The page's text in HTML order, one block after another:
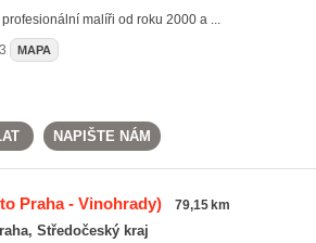
malíři od roku 2000 a ...
MAPA
NAPIŠTE NÁM
Praha - Vinohrady) 79,15 km
Středočeský kraj